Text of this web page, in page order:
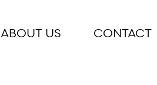
ABOUT US CONTACT